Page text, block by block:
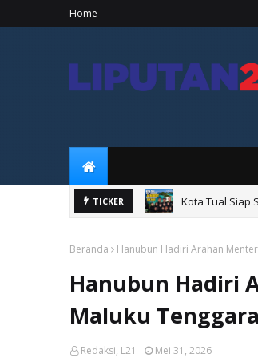
Home
TICKER Songsong HUT
Beranda Hanubun Hadiri Arahan
Hanubun Hadiri
Maluku Tenggara
Redaksi, L21 Mei 31, 2026